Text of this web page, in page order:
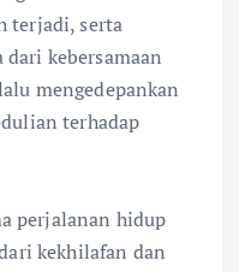
terjadi, serta
kebersamaan
mengedepankan
terhadap
perjalanan hidup
kekhilafan dan